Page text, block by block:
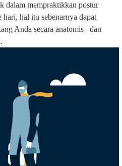
dalam mempraktikkan postur
hal itu sebenarnya dapat
Anda secara anatomis– dan